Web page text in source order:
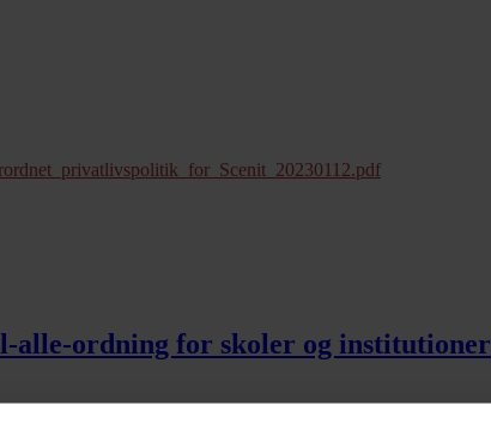
alle-ordning for skoler og institutioner